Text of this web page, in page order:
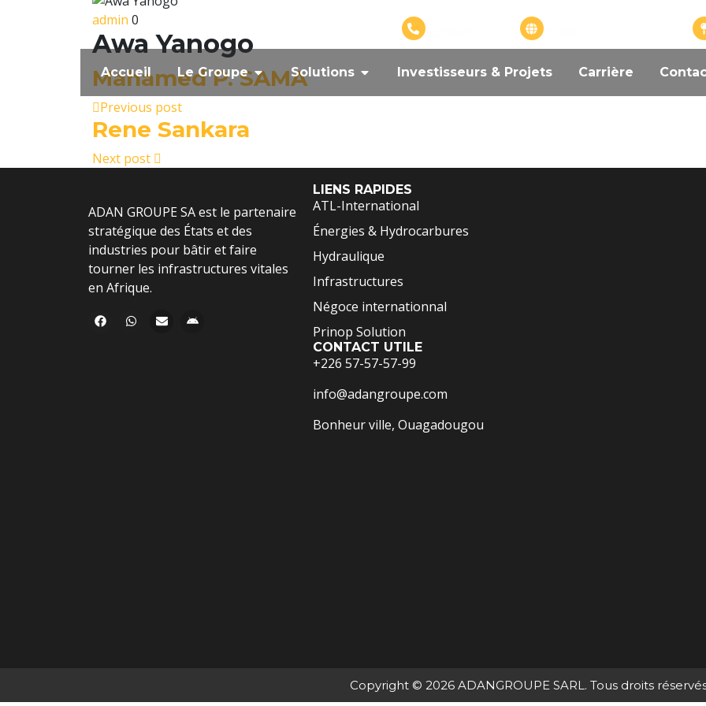
+226 57575799
Appeler
info@adangroupe.com
E-mail
Accueil Le Groupe Solutions Investisseurs & Projets Carrière
admin 0
Awa Yanogo
Mahamed P. SAMA
Previous post
Rene Sankara
Next post
ADAN GROUPE SA est le partenaire
stratégique des États et des
industries pour bâtir et faire
tourner les infrastructures vitales
en Afrique.
LIENS RAPIDES
ATL-International
Énergies & Hydrocarbures
Hydraulique
Infrastructures
Négoce internationnal
Prinop Solution
CONTACT UTILE
+226 57-57-57-99
info@adangroupe.com
Bonheur ville, Ouagadougou
Copyright © 2026 ADANGROUPE SARL. Tous droits